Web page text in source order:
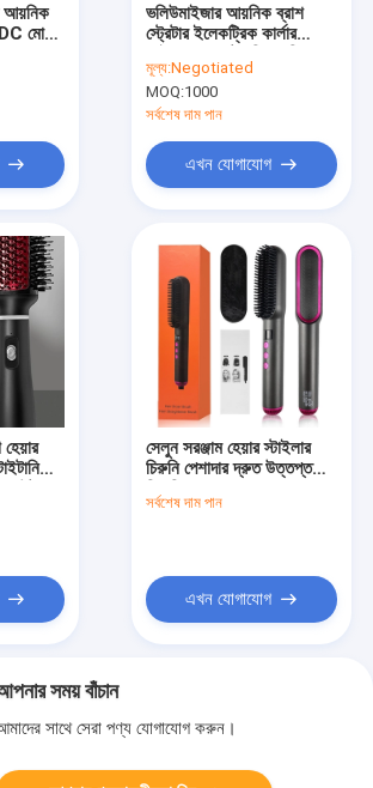
আয়নিক
মোটর
ভলিউমাইজার আয়নিক ব্রাশ
স্ট্রেটার ইলেকট্রিক কার্লার
মূল্য:Negotiated
MOQ:1000
সর্বশেষ দাম পান
এখন যোগাযোগ
সেলুন সরঞ্জাম হেয়ার স্টাইলার
চিরুনি পেশাদার দ্রুত উত্তপ্ত
সর্বশেষ দাম পান
এখন যোগাযোগ
সময় বাঁচান
সাথে সেরা পণ্য যোগাযোগ করুন।